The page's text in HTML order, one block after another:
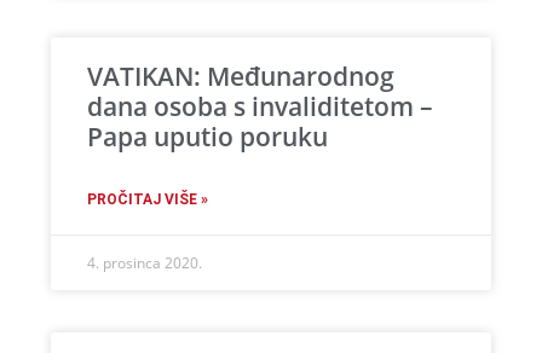
VATIKAN: Međunarodnog
dana osoba s invaliditetom –
Papa uputio poruku
PROČITAJ VIŠE »
4. prosinca 2020.